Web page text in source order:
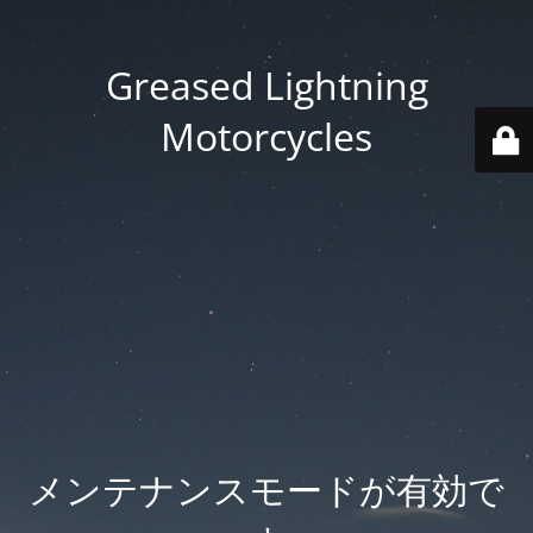
Greased Lightning
Motorcycles
メンテナンスモードが有効で